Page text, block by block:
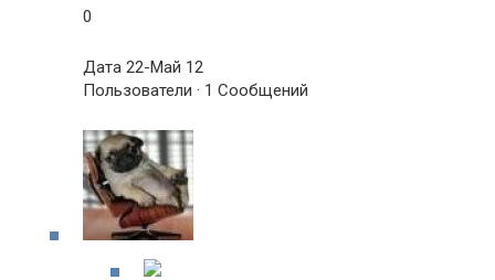
0
Дата 22-Май 12
Пользователи · 1 Сообщений